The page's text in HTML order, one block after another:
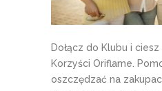
Dołącz do Klubu i
Korzyści Oriflame.
oszczędzać na